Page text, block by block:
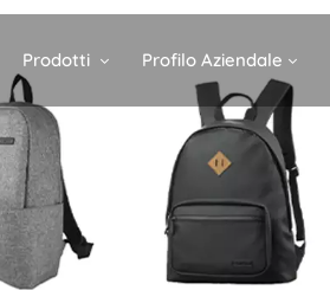
Prodotti Profilo Aziendale